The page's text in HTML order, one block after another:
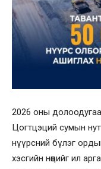
2026 оны
Цогтцэций сумын
нүүрсний бүлэг
хэсгийн нөөцийг ил